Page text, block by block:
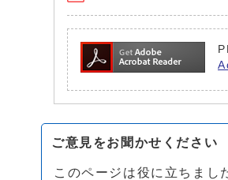
ご意見をお聞かせください
このページは役に立ちまし